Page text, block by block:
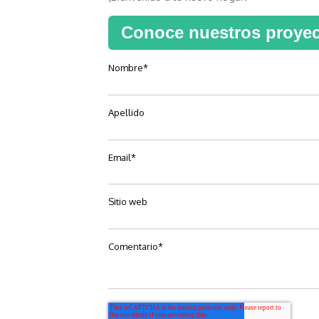
Conoce nuestros
Nombre*
Apellido
Email*
Sitio web
Comentario*